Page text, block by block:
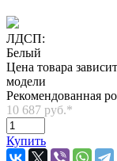
ЛДСП:
Белый
Цена товара
модели
Рекомендованная
10 687 руб.*
Купить